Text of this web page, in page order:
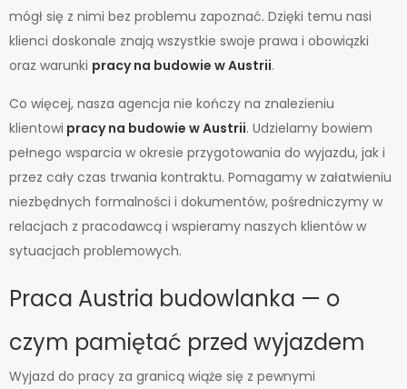
mógł się z nimi bez problemu zapoznać. Dzięki temu nasi
klienci doskonale znają wszystkie swoje prawa i obowiązki
oraz warunki pracy na budowie w Austrii.
Co więcej, nasza agencja nie kończy na znalezieniu
klientowi pracy na budowie w Austrii. Udzielamy bowiem
pełnego wsparcia w okresie przygotowania do wyjazdu, jak i
przez cały czas trwania kontraktu. Pomagamy w załatwieniu
niezbędnych formalności i dokumentów, pośredniczymy w
relacjach z pracodawcą i wspieramy naszych klientów w
sytuacjach problemowych.
Praca Austria budowlanka — o
czym pamiętać przed wyjazdem
Wyjazd do pracy za granicą wiąże się z pewnymi